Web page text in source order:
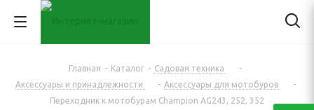
Главная - Каталог - Садовая техника
-
Аксессуары и принадлежности
- Аксессуары для мотобуров
-
Переходник к мотобурам Champion AG243, 252, 352